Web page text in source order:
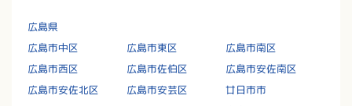
広島県
広島市中区
広島市東区
広島市南区
広島市西区
広島市佐伯区
広島市安佐南区
広島市安佐北区
広島市安芸区
廿日市市